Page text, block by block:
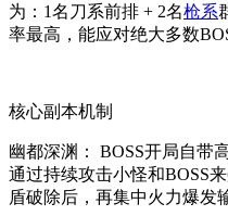
为：1名刀系前排 + 2名枪系
率最高，能应对绝大多数
核心副本机制
幽都深渊： BOSS开局自带
通过持续攻击小怪和BOSS
盾破除后，再集中火力爆发